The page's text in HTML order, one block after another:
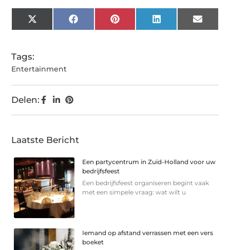
X
(Twitter)
FacebookPinterest LinkedIn Email
Tags:
Entertainment
Delen:
Laatste Bericht
Een partycentrum in Zuid-Holland voor uw
bedrijfsfeest
Een bedrijfsfeest organiseren begint vaak
met een simpele vraag: wat wilt u
Iemand op afstand verrassen met een vers
boeket